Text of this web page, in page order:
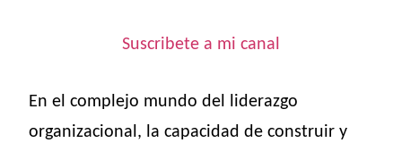
Suscribete a mi canal
En el complejo mundo del liderazgo
organizacional, la capacidad de construir y